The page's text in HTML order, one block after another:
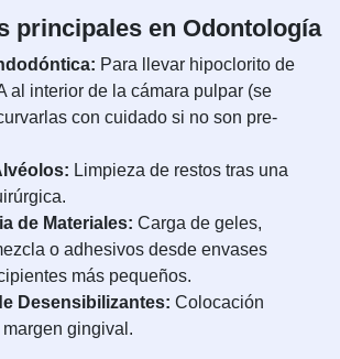
principales en Odontología
Para llevar hipoclorito de
al interior de la cámara pulpar (se
con cuidado si no son pre-
Limpieza de restos tras una
de Materiales: Carga de geles,
o adhesivos desde envases
más pequeños.
Desensibilizantes: Colocación
gingival.